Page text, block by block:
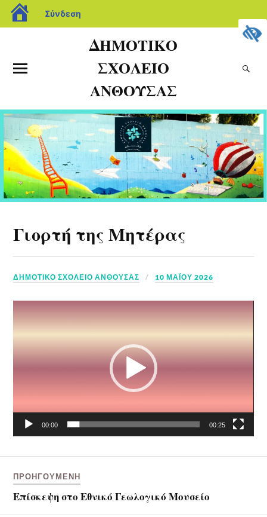
Σύνδεση
ΔΗΜΟΤΙΚΟ
ΣΧΟΛΕΙΟ
ΑΝΘΟΥΣΑΣ
Γιορτή της Μητέρας
ΔΗΜΟΤΙΚΟ ΣΧΟΛΕΙΟ ΑΝΘΟΥΣΑΣ 10 ΜΑΪ́ΟΥ 2026
Πρόγραμμα
Αναπαραγωγής
00:00 00:25
ΠΡΟΗΓΟΎΜΕΝΗ
Επίσκεψη στο Εθνικό Γεωλογικό Μουσείο